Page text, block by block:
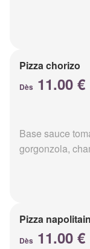
Pizza chorizo
Dès 11.00 €
Base sauce
gorgonzola,
Pizza
Dès 11.00 €